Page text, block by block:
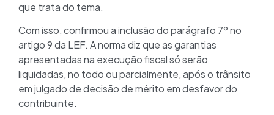
que trata do tema.
Com isso, confirmou a inclusão do parágrafo 7º no
artigo 9 da LEF. A norma diz que as garantias
apresentadas na execução fiscal só serão
liquidadas, no todo ou parcialmente, após o trânsito
em julgado de decisão de mérito em desfavor do
contribuinte.